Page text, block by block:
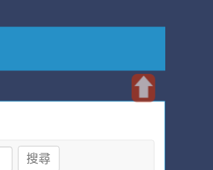
搜尋